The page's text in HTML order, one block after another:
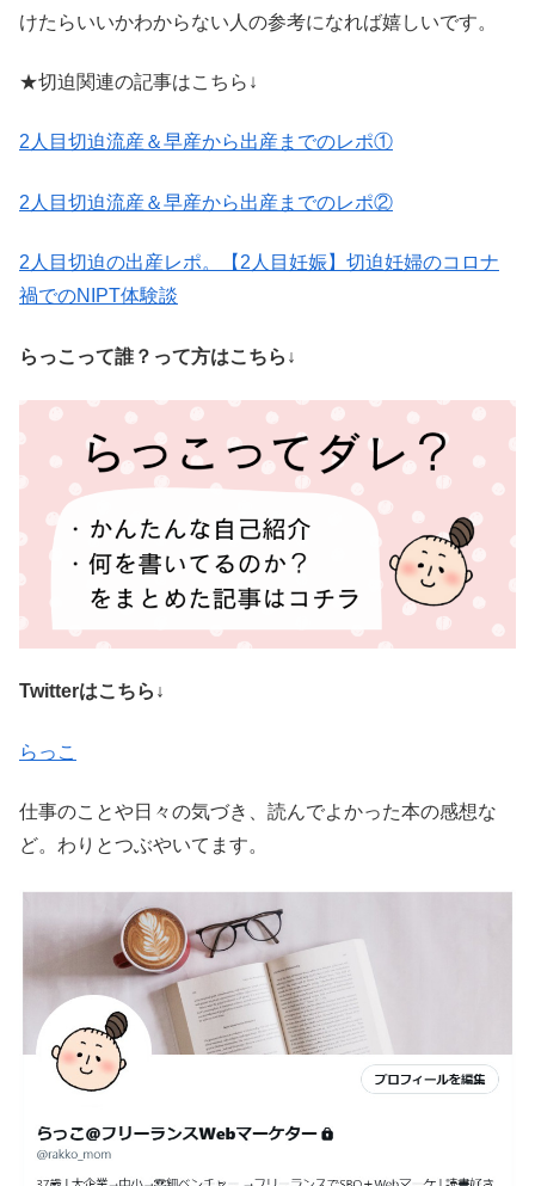
けたらいいかわからない人の参考になれば嬉しいです。
★切迫関連の記事はこちら↓
2人目切迫流産＆早産から出産までのレポ①
2人目切迫流産＆早産から出産までのレポ②
2人目切迫の出産レポ。
【2人目妊娠】切迫妊婦のコロナ
禍でのNIPT体験談
らっこって誰？って方はこちら↓
Twitterはこちら↓
らっこ
仕事のことや日々の気づき、読んでよかった本の感想な
ど。わりとつぶやいてます。